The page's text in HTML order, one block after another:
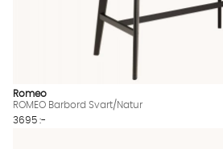
Romeo
ROMEO Barbord Svart/Natur
3695 :-